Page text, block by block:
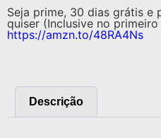
Seja prime, 30 dias grátis e
quiser (Inclusive no primeiro
https://amzn.to/48RA4Ns
Descrição